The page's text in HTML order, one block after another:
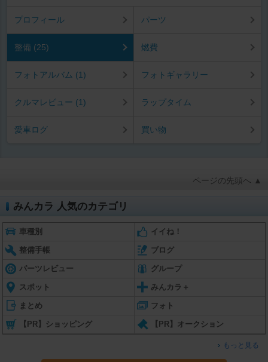
プロフィール パーツ
整備 (25) 燃費
フォトアルバム (1) フォトギャラリー
クルマレビュー (1) ラップタイム
愛車ログ 買い物
ページの先頭へ ▲
みんカラ 人気のカテゴリ
車種別 イイね！
整備手帳 ブログ
パーツレビュー グループ
スポット みんカラ＋
まとめ フォト
【PR】ショッピング 【PR】オークション
もっと見る